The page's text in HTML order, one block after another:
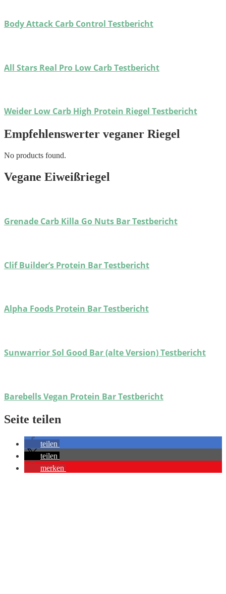
Body Attack Carb Control Testbericht
All Stars Real Pro Low Carb Testbericht
Weider Low Carb High Protein Riegel Testbericht
Empfehlenswerter veganer Riegel
No products found.
Vegane Eiweißriegel
Grenade Carb Killa Go Nuts Bar Testbericht
Clif Builder’s Protein Bar Testbericht
Alpha Foods Protein Bar Testbericht
Sunwarrior Sol Good Bar (alte Version) Testbericht
Barebells Vegan Protein Bar Testbericht
Seite teilen
teilen
teilen
merken